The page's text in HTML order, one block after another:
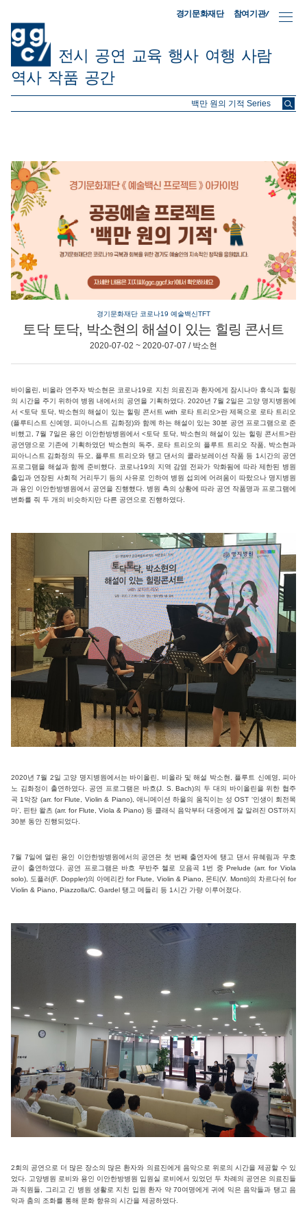
경기문화재단 참여기관/
전시 공연 교육 행사 여행 사람
역사 작품 공간
ggc/
경기문화재단 코로나19 예술백신TFT
토닥 토닥, 박소현의 해설이 있는 힐링 콘서트
2020-07-02 ~ 2020-07-07 / 박소현
바이올린, 비올라 연주자 박소현은 코로나19로 지친 의료진과 환자에게 잠시나마 휴식과 힐링
의 시간을 주기 위하여 병원 내에서의 공연을 기획하였다. 2020년 7월 2일은 고양 명지병원에
서 <토닥 토닥, 박소현의 해설이 있는 힐링 콘서트 with 로타 트리오>란 제목으로 로타 트리오
(플루티스트 신예영, 피아니스트 김화정)와 함께 하는 해설이 있는 30분 공연 프로그램으로 준
비했고, 7월 7일은 용인 이안한방병원에서 <토닥 토닥, 박소현의 해설이 있는 힐링 콘서트>란
공연명으로 기존에 기획하였던 박소현의 독주, 로타 트리오의 플루트 트리오 작품, 박소현과
피아니스트 김화정의 듀오, 플루트 트리오와 탱고 댄서의 콜라보레이션 작품 등 1시간의 공연
프로그램을 해설과 함께 준비했다. 코로나19의 지역 감염 전파가 악화됨에 따라 제한된 병원
출입과 연장된 사회적 거리두기 등의 사유로 인하여 병원 섭외에 어려움이 따랐으나 명지병원
과 용인 이안한방병원에서 공연을 진행했다. 병원 측의 상황에 따라 공연 작품명과 프로그램에
변화를 줘 두 개의 비슷하지만 다른 공연으로 진행하였다.
2020년 7월 2일 고양 명지병원에서는 바이올린, 비올라 및 해설 박소현, 플루트 신예영, 피아
노 김화정이 출연하였다. 공연 프로그램은 바흐(J. S. Bach)의 두 대의 바이올린을 위한 협주
곡 1악장 (arr. for Flute, Violin & Piano), 애니메이션 하울의 움직이는 성 OST ‘인생이 회전목
마’, 핀탄 왈츠 (arr. for Flute, Viola & Piano) 등 클래식 음악부터 대중에게 잘 알려진 OST까지
30분 동안 진행되었다.
7월 7일에 열린 용인 이안한방병원에서의 공연은 첫 번째 출연자에 탱고 댄서 유혜림과 우호
균이 출연하였다. 공연 프로그램은 바흐 무반주 첼로 모음곡 1번 중 Prelude (arr. for Viola
solo), 도플러(F. Doppler)의 아메리칸 for Flute, Violin & Piano, 몬티(V. Monti)의 차르다쉬 for
Violin & Piano, Piazzolla/C. Gardel 탱고 메들리 등 1시간 가량 이루어졌다.
2회의 공연으로 더 많은 장소의 많은 환자와 의료진에게 음악으로 위로의 시간을 제공할 수 있
었다. 고양병원 로비와 용인 이안한방병원 입원실 로비에서 있었던 두 차례의 공연은 의료진들
과 직원들, 그리고 긴 병원 생활로 지친 입원 환자 약 70여명에게 귀에 익은 음악들과 탱고 음
악과 춤의 조화를 통해 문화 향유의 시간을 제공하였다.